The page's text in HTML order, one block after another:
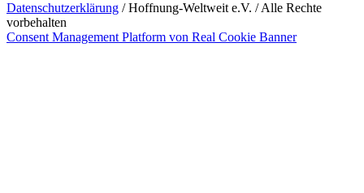
Datenschutzerklärung / Hoffnung-Weltweit e.V. / Alle Rechte
vorbehalten
Consent Management Platform von Real Cookie Banner